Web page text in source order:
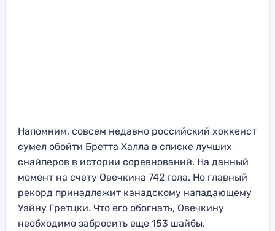
Напомним, совсем недавно российский хоккеист
сумел обойти Бретта Халла в списке лучших
снайперов в истории соревнований. На данный
момент на счету Овечкина 742 гола. Но главный
рекорд принадлежит канадскому нападающему
Уэйну Гретцки. Что его обогнать, Овечкину
необходимо забросить еще 153 шайбы.